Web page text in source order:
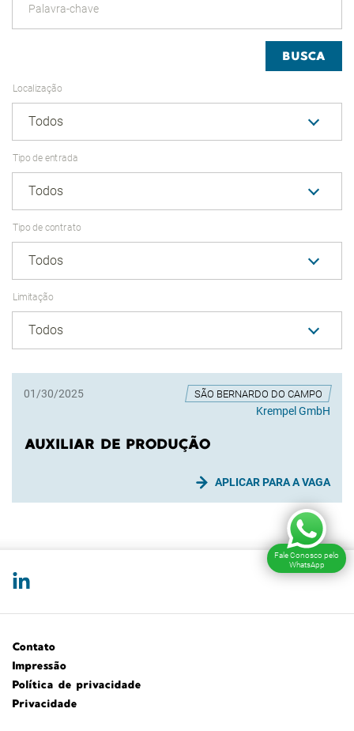
Palavra-chave
BUSCA
Todos
Localização
Todos
Tipo de entrada
Todos
Tipo de contrato
Todos
Limitação
01/30/2025 SÃO BERNARDO DO CAMPO
Krempel GmbH
AUXILIAR DE PRODUÇÃO
APLICAR PARA A VAGA
Fale Conosco pelo
WhatsApp
Contato
Impressão
Política de privacidade
Privacidade